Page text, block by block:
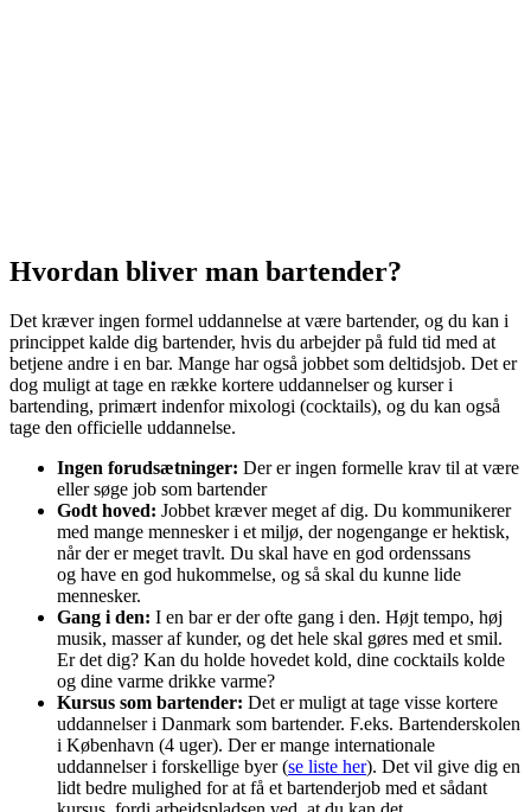
Hvordan bliver man bartender?
Det kræver ingen formel uddannelse at være bartender, og du kan i
princippet kalde dig bartender, hvis du arbejder på fuld tid med at
betjene andre i en bar. Mange har også jobbet som deltidsjob. Det er
dog muligt at tage en række kortere uddannelser og kurser i
bartending, primært indenfor mixologi (cocktails), og du kan også
tage den officielle uddannelse.
Ingen forudsætninger: Der er ingen formelle krav til at være
eller søge job som bartender
Godt hoved: Jobbet kræver meget af dig. Du kommunikerer
med mange mennesker i et miljø, der nogengange er hektisk,
når der er meget travlt. Du skal have en god ordenssans
og have en god hukommelse, og så skal du kunne lide
mennesker.
Gang i den: I en bar er der ofte gang i den. Højt tempo, høj
musik, masser af kunder, og det hele skal gøres med et smil.
Er det dig? Kan du holde hovedet kold, dine cocktails kolde
og dine varme drikke varme?
Kursus som bartender: Det er muligt at tage visse kortere
uddannelser i Danmark som bartender. F.eks. Bartenderskolen
i København (4 uger). Der er mange internationale
uddannelser i forskellige byer (se liste her). Det vil give dig en
lidt bedre mulighed for at få et bartenderjob med et sådant